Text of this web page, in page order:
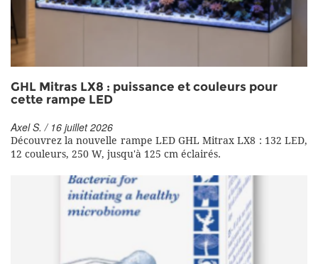
GHL Mitras LX8 : puissance et couleurs pour
cette rampe LED
Axel S. / 16 juillet 2026
Découvrez la nouvelle rampe LED GHL Mitrax LX8 : 132 LED,
12 couleurs, 250 W, jusqu'à 125 cm éclairés.